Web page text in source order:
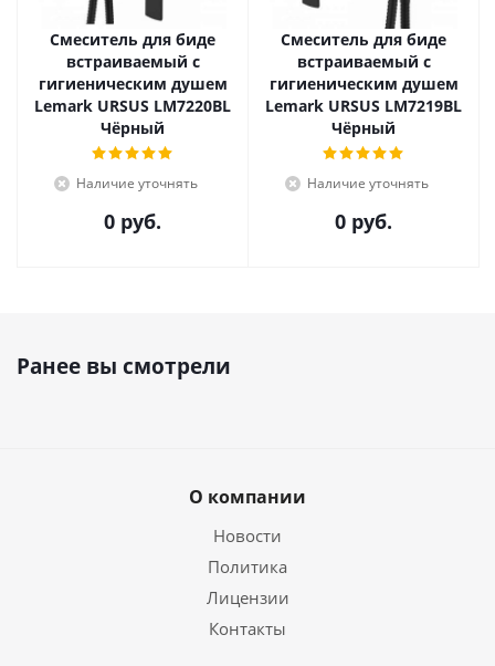
Смеситель для биде
встраиваемый с
гигиеническим душем
Lemark URSUS LM7220BL
Чёрный
Наличие уточнять
0 руб.
Смеситель для биде
встраиваемый с
гигиеническим душем
Lemark URSUS LM7219BL
Чёрный
Наличие уточнять
0 руб.
Ранее вы смотрели
О компании
Новости
Политика
Лицензии
Контакты